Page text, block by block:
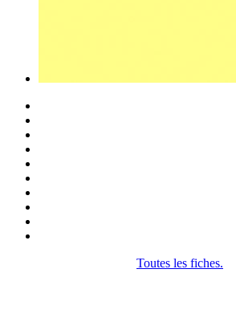
Toutes les fiches.